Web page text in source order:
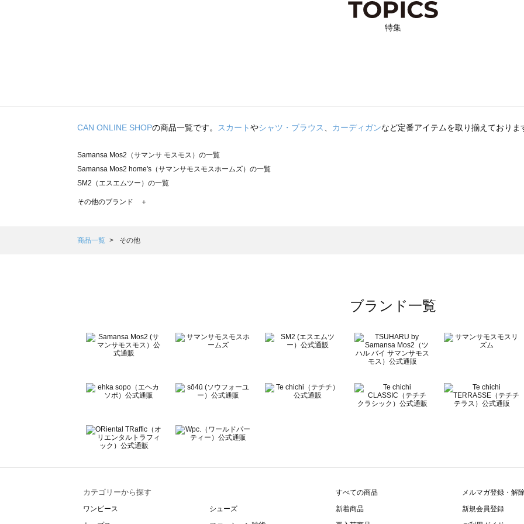
特集
CAN ONLINE SHOPの商品一覧です。 スカートやシャツ・ブラウス カーディガンなど定番アイテムを取り揃えておりま
Samansa Mos2（サマンサ モスモス）の一覧
Samansa Mos2 home's（サマンサモスモスホームズ）の一覧
SM2（エスエムツー）の一覧
TSUHARU by Samansa Mos2（ツハルバイサマンサモスモス）の一覧
Samansa Mos2 Lagom（サマンサモスモス ラーゴム）の一覧
BETTY'S BLUE（べティーズブルー）の一覧
Wpc.（ワールドパーティー）の一覧
その他のブランド ＋
商品一覧 その他
ブランド一覧
カテゴリーから探す
ワンピース
シューズ
すべての商品
新着商品
メルマガ登録・解
新規会員登録